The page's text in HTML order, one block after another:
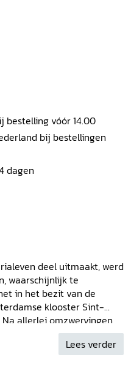
bestelling vóór 14.00
bij bestellingen
dagen
deel uitmaakt, werd
waarschijnlijk te
in het bezit van de
klooster Sint-
allerlei omzwervingen
Alberdingk Thijm in
vijfentwintig legenden
Lees verder